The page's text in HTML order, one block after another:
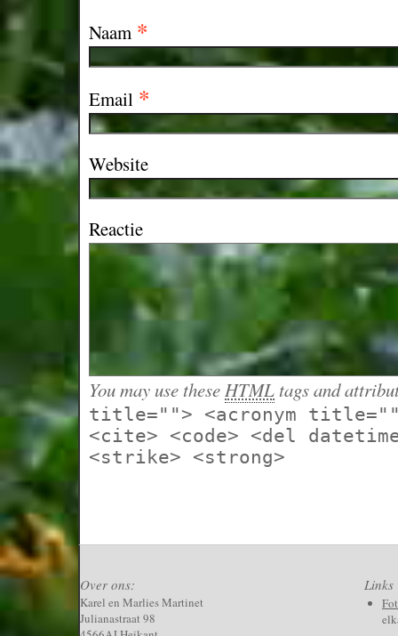
Naam *
Email *
Website
Reactie
You may use theseHTML tags and
title=""> <acronym
<cite> <code> <del
<strike> <strong>
Over ons:
Karel en Marlies Martinet
Julianastraat 98
Links